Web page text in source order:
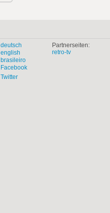
deutsch
english
brasileiro
Facebook
Twitter
Partnerseiten:
retro-tv